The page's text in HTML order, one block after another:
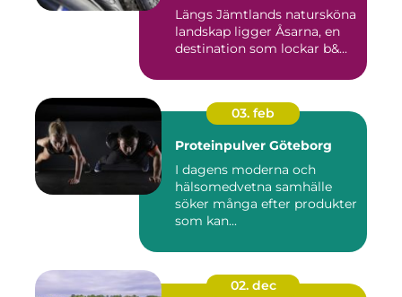
Längs Jämtlands natursköna
landskap ligger Åsarna, en
destination som lockar b&...
03. feb
Proteinpulver Göteborg
I dagens moderna och
hälsomedvetna samhälle
söker många efter produkter
som kan...
02. dec